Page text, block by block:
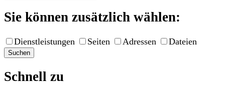
Sie können zusätzlich wählen:
Dienstleistungen Seiten Adressen Dateien
Suchen
Schnell zu